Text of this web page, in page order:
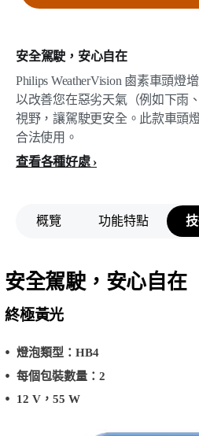
安全駕駛，安心自在
Philips WeatherVision 鹵素車頭燈
以改善您在惡劣天氣（例如下雨
視野，讓駕駛更安全。此款車頭
合法使用。
查看各種好處
概覽 功能特點
安全駕駛，安心自在
終極黃光
燈泡類型：HB4
每個包裝數量：2
12 V，55 W